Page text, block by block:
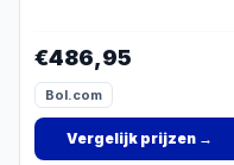
€486,95
Bol.com
Vergelijk prijzen→